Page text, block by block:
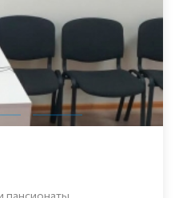
пансионаты